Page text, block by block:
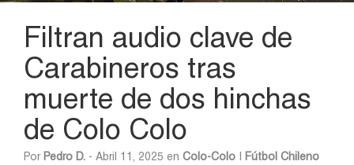
Filtran audio clave de
Carabineros tras
muerte de dos hinchas
de Colo Colo
Por Pedro D. - Abril 11, 2025 en Colo-Colo Fútbol Chileno